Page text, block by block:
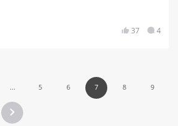
37 4
... 5 6 7 8 9